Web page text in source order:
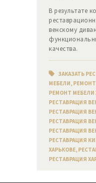
В результате
венскому
качества.
ЗАКАЗАТЬ
МЕБЕЛИ, РЕМОНТ
РЕМОНТ МЕБЕЛИ
РЕСТАВРАЦИЯ
РЕСТАВРАЦИЯ
РЕСТАВРАЦИЯ
РЕСТАВРАЦИЯ
РЕСТАВРАЦИЯ
ХАРЬКОВЕ,
РЕСТАВРАЦИЯ